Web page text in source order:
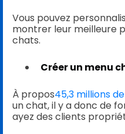
Vous pouvez
montrer leur meilleure
chats.
Créer un menu
À propos45,3 millions
un chat, il y a donc de
ayez des clients